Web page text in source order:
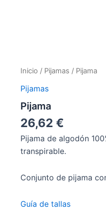
Inicio / Pijamas / Pijama
Pijamas
Pijama
26,62 €
Pijama de algodón
transpirable.
Conjunto de pijama
Guía de tallas
Pijama